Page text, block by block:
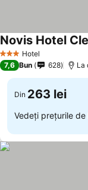
3 SteleHotel
Novis Hotel
7,6 Bun 628 La
Din 263 lei
Vedeți prețurile de